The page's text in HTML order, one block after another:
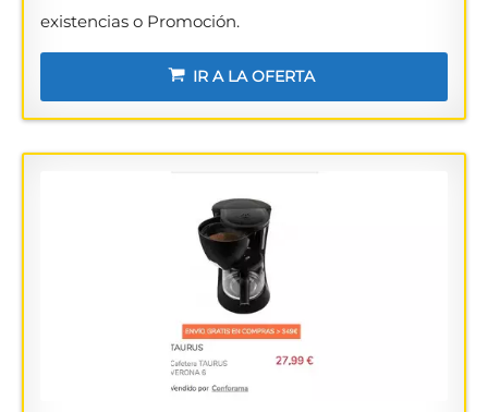
existencias o Promoción.
IR A LA OFERTA